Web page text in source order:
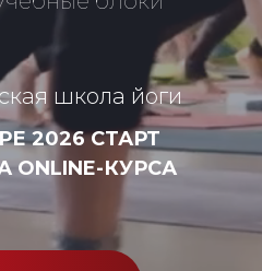
школа йоги
2026 СТАРТ
ONLINE-КУРСА